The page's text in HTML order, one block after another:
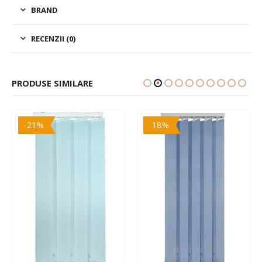
BRAND
RECENZII (0)
PRODUSE SIMILARE
-21% -18%